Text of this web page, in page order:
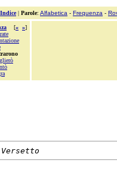
Indice| Parole: Alfabetica - Frequenza -
[« »]